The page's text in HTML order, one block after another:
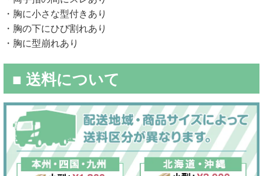
・胸に小さな型付きあり
・胸の下にひび割れあり
・胸に型崩れあり
■ 送料について